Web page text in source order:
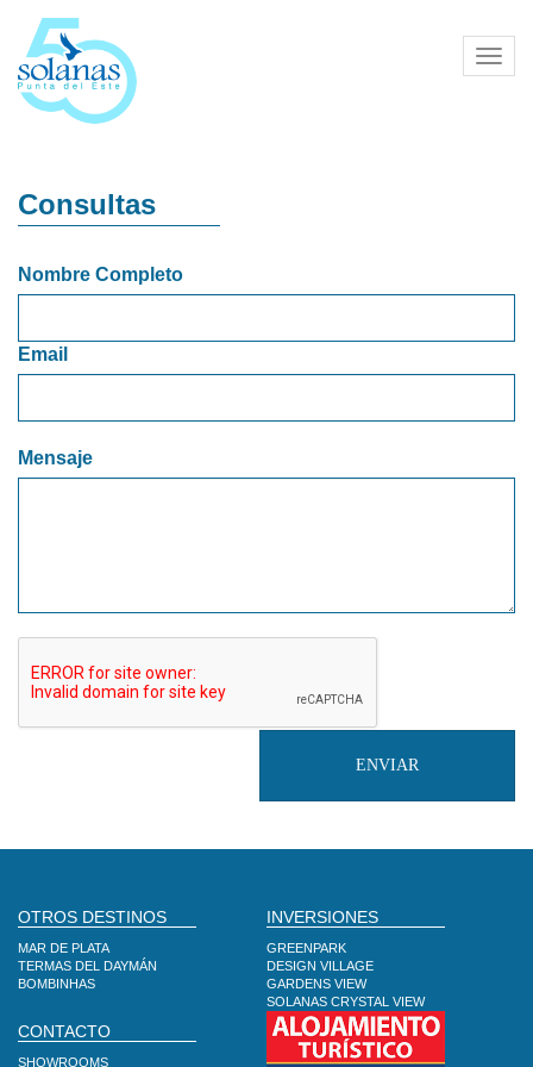
Consultas
Nombre Completo
Email
Mensaje
OTROS DESTINOS
MAR DE PLATA
TERMAS DEL DAYMÁN
BOMBINHAS
INVERSIONES
GREENPARK
DESIGN VILLAGE
GARDENS VIEW
SOLANAS CRYSTAL VIEW
CONTACTO
SHOWROOMS